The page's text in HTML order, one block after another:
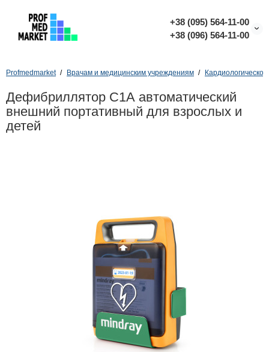
+38 (095) 564-11-00
+38 (096) 564-11-00
Profmedmarket Врачам и медицинским учреждениям
Дефибриллятор С1А автоматический
внешний портативный для взрослых и
детей